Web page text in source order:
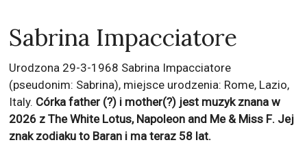
Sabrina Impacciatore
Urodzona 29-3-1968 Sabrina Impacciatore
(pseudonim: Sabrina), miejsce urodzenia: Rome, Lazio,
Italy. Córka father (?) i mother(?) jest muzyk znana w
2026 zThe White Lotus, Napoleon and Me & Miss F. Jej
znak zodiaku to Baran i ma teraz 58 lat.